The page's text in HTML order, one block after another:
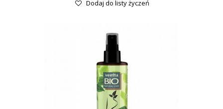
Dodaj do listy życzeń